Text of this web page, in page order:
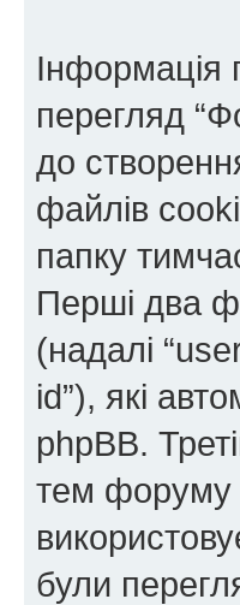
перегляд
до
файлів
папку
Перші два
(надалі
id”), які
phpBB.
тем форуму
були